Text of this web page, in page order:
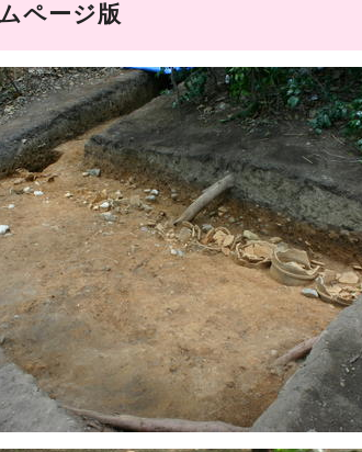
ページ版